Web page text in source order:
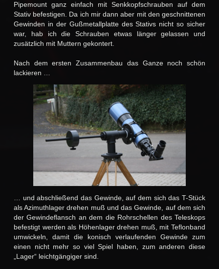
Pipemount ganz einfach mit Senkkopfschrauben auf dem
Stativ befestigen. Da ich mir dann aber mit den geschnittenen
Gewinden in der Gußmetallplatte des Stativs nicht so sicher
war, hab ich die Schrauben etwas länger gelassen und
zusätzlich mit Muttern gekontert.
Nach dem ersten Zusammenbau das Ganze noch schön
lackieren …
… und abschließend das Gewinde, auf dem sich das T-Stück
als Azimuthlager drehen muß und das Gewinde, auf dem sich
der Gewindeflansch an dem die Rohrschellen des Teleskops
befestigt werden als Höhenlager drehen muß, mit Teflonband
umwickeln, damit die konisch verlaufenden Gewinde zum
einen nicht mehr so viel Spiel haben, zum anderen diese
„Lager“ leichtgängiger sind.